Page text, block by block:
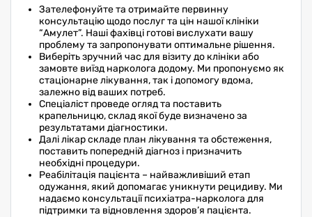
Зателефонуйте та отримайте первинну
консультацію щодо послуг та цін нашої клініки
“Амулет”. Наші фахівці готові вислухати вашу
проблему та запропонувати оптимальне рішення.
Виберіть зручний час для візиту до клініки або
замовте виїзд нарколога додому. Ми пропонуємо як
стаціонарне лікування, так і допомогу вдома,
залежно від ваших потреб.
Спеціаліст проведе огляд та поставить
крапельницю, склад якої буде визначено за
результатами діагностики.
Далі лікар складе план лікування та обстеження,
поставить попередній діагноз і призначить
необхідні процедури.
Реабілітація пацієнта – найважливіший етап
одужання, який допомагає уникнути рецидиву. Ми
надаємо консультації психіатра-нарколога для
підтримки та відновлення здоров’я пацієнта.